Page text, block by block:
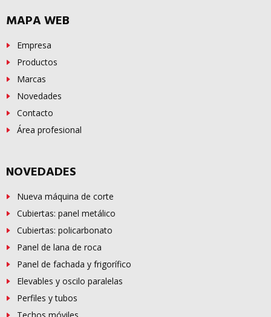
MAPA WEB
Empresa
Productos
Marcas
Novedades
Contacto
Área profesional
NOVEDADES
Nueva máquina de corte
Cubiertas: panel metálico
Cubiertas: policarbonato
Panel de lana de roca
Panel de fachada y frigorífico
Elevables y oscilo paralelas
Perfiles y tubos